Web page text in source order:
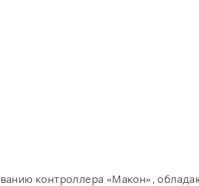
контроллера «Макон»,